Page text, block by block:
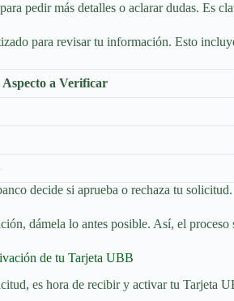
pedir más detalles o aclarar dudas. Es
para revisar tu información. Esto
Aspecto a Verificar
decide si aprueba o rechaza tu
dámela lo antes posible. Así, el proceso
de tu Tarjeta UBB
es hora de recibir y activar tu Tarjeta